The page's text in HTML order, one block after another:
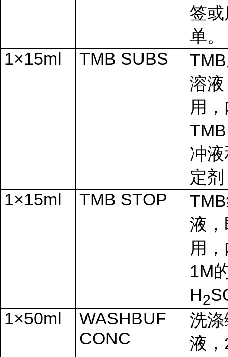
签
单。
1×15ml TMB SUBS TMB
溶
用
TMB
冲
定剂
1×15ml TMB STOP TMB
液
用
1M
H2
1×50ml
WASHBUF
CONC
洗
液，